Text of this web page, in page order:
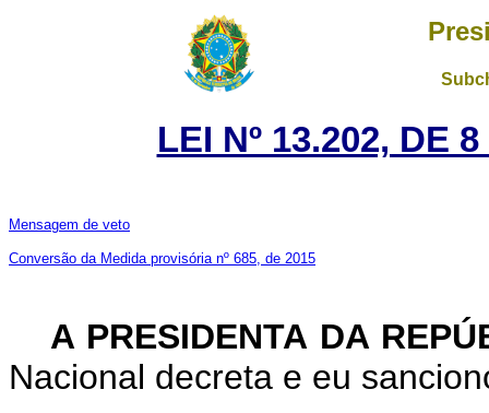
LEI Nº 13.202, DE
Mensagem de veto
Conversão da Medida provisória nº 685, de 2015
A PRESIDENTA DA
Nacional decreta e eu